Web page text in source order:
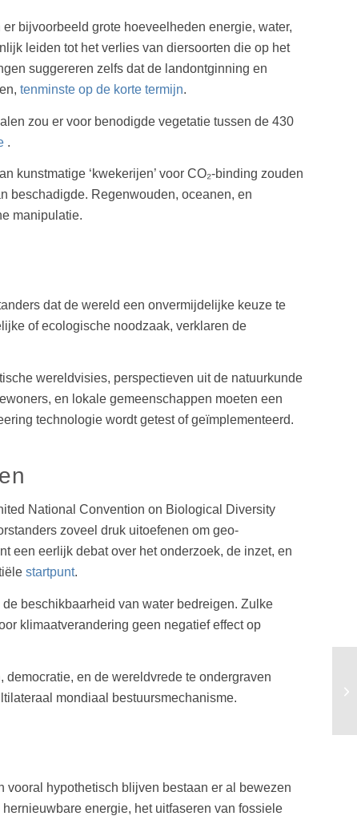
er bijvoorbeeld grote hoeveelheden energie, water,
leiden tot het verlies van diersoorten die op het
suggereren zelfs dat de landontginning en
tenminste op de korte termijn.
zou er voor benodigde vegetatie tussen de 430
.
kunstmatige ‘kwekerijen’ voor CO₂-binding zouden
beschadigde. Regenwouden, oceanen, en
manipulatie.
dat de wereld een onvermijdelijke keuze te
of ecologische noodzaak, verklaren de
wereldvisies, perspectieven uit de natuurkunde
en lokale gemeenschappen moeten een
technologie wordt getest of geïmplementeerd.
National Convention on Biological Diversity
zoveel druk uitoefenen om geo-
een eerlijk debat over het onderzoek, de inzet, en
startpunt.
beschikbaarheid van water bedreigen. Zulke
klimaatverandering geen negatief effect op
en de wereldvrede te ondergraven
mondiaal bestuursmechanisme.
hypothetisch blijven bestaan er al bewezen
energie, het uitfaseren van fossiele